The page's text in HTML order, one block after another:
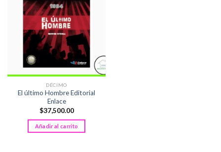
DÉCIMO
El último Hombre Editorial
Enlace
$37,500.00
Añadir al carrito